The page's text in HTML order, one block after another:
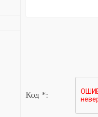
Код *: